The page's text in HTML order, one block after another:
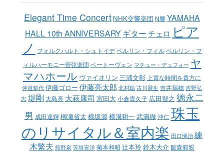
Elegant Time Concert NHK交響楽団 N響YAMAHA
HALL 10th ANNIVERSARYギターチェロ ピア
ノ
フォルクハルト・シュトイデベルリン・フィルベルリン・フ
ィルハーモニー管弦楽団 ベートーヴェン マチュー・デュフォー ヤ
マハホール ヴァイオリン 三浦文彰上質な時間を貴方に
仲道郁代 伊藤ゴロー 伊藤亮太郎 北村聡 古川展生 吉井瑞穂 吉野弘
志 堤剛 大島亮 大萩康司 宮田大 小倉貴久子 広田智之 徳永二
男 成田達輝 柳瀬省太横坂源横溝耕一武満徹 沖仁 珠玉
のリサイタル＆室内楽 田口悌治 練
木繁夫 舘野泉 芳垣安洋 菊本和昭 辻本玲鈴木大介飯森範親